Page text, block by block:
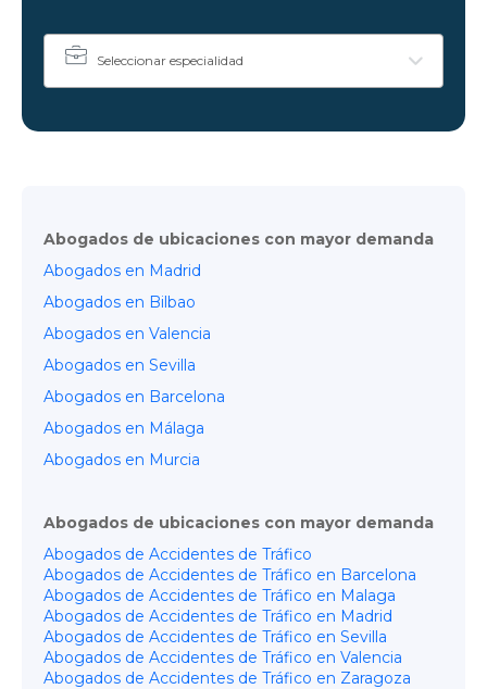
Seleccionar especialidad
Abogados de ubicaciones con mayor demanda
Abogados en Madrid
Abogados en Bilbao
Abogados en Valencia
Abogados en Sevilla
Abogados en Barcelona
Abogados en Málaga
Abogados en Murcia
Abogados de ubicaciones con mayor demanda
Abogados de Accidentes de Tráfico
Abogados de Accidentes de Tráfico en Barcelona
Abogados de Accidentes de Tráfico en Malaga
Abogados de Accidentes de Tráfico en Madrid
Abogados de Accidentes de Tráfico en Sevilla
Abogados de Accidentes de Tráfico en Valencia
Abogados de Accidentes de Tráfico en Zaragoza